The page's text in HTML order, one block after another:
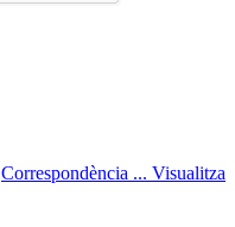
Correspondència ... Visualitza